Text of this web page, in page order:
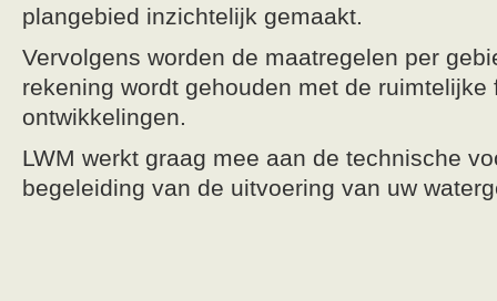
plangebied inzichtelijk gemaakt.
Vervolgens worden de maatregelen per
rekening wordt gehouden met de ruimtelijke
ontwikkelingen.
LWM werkt graag mee aan de technische
begeleiding van de uitvoering van uw